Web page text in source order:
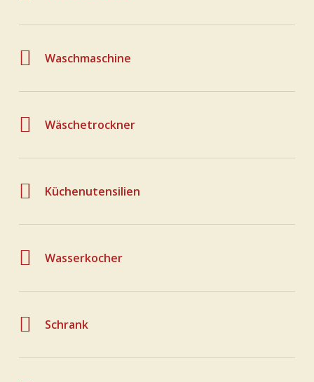
Waschmaschine
Wäschetrockner
Küchenutensilien
Wasserkocher
Schrank